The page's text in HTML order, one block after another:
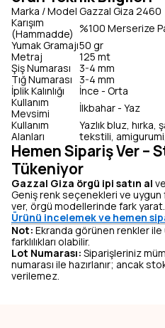
Marka / Model Gazzal Giza 2460
Karışım
(Hammadde) %100 Merserize
Yumak Gramajı50 gr
Metraj
125 mt
Şiş Numarası
3-4 mm
Tığ Numarası
3-4 mm
İplik Kalınlığı
İnce - Orta
Kullanım
Mevsimi
İlkbahar - Yaz
Kullanım
Alanları
Yazlık bluz,
tekstili,
Hemen Sipariş Ver –
Tükeniyor
Gazzal Giza örgü ipi satın al
Geniş renk seçenekleri ve uygun
ver, örgü modellerinde fark yarat.
Ürünü incelemek ve hemen
Not: Ekranda görünen renkler
farklılıkları olabilir.
Lot Numarası: Siparişleriniz
numarası ile hazırlanır; ancak
verilemez.